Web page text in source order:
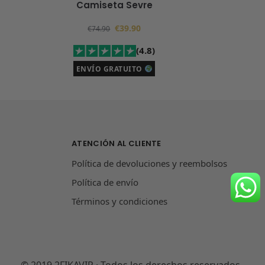
Camiseta Sevre
€74.90 €39.90
(4.8)
ENVÍO GRATUITO
ATENCIÓN AL CLIENTE
Política de devoluciones y reembolsos
Política de envío
Términos y condiciones